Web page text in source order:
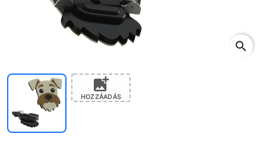
search
add_photo_alternate
HOZZÁADÁS